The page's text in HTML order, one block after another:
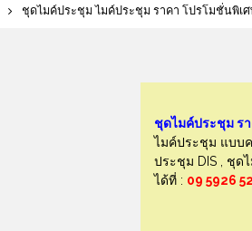
ชุดไมค์ประชุม ไมค์ประชุม ราคา โปรโมชั่นพิเศ
ชุดไมค์ประชุม ร
ไมค์ประชุม แบบ
ประชุม DIS , ชุด
ได้ที่ : 09 5926